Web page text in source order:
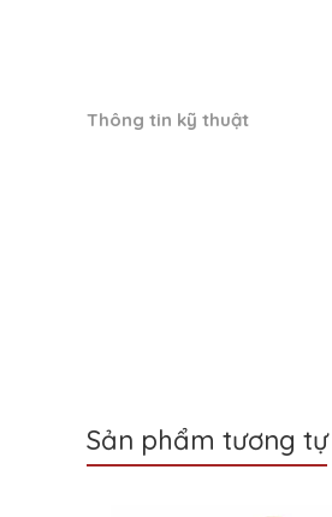
Thông tin kỹ thuật
Sản phẩm tương tự